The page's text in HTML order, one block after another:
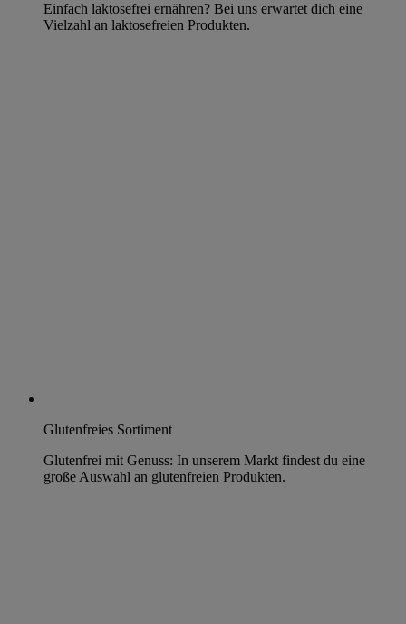
Einfach laktosefrei ernähren? Bei uns erwartet dich eine
Vielzahl an laktosefreien Produkten.
Glutenfreies Sortiment
Glutenfrei mit Genuss: In unserem Markt findest du eine
große Auswahl an glutenfreien Produkten.